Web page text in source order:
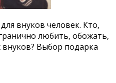
внуков человек. Кто,
любить, обожать,
Выбор подарка